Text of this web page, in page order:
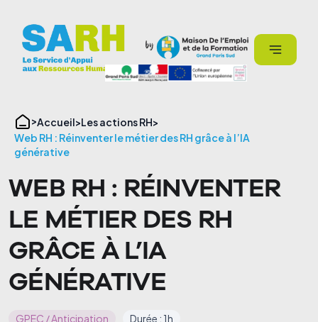
Accueil Les actions RH
Web RH : Réinventer le métier des RH grâce à l’IA
générative
WEB RH : RÉINVENTER
LE MÉTIER DES RH
GRÂCE À L’IA
GÉNÉRATIVE
GPEC / Anticipation Durée : 1h